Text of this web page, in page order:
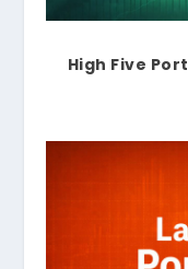
High Five